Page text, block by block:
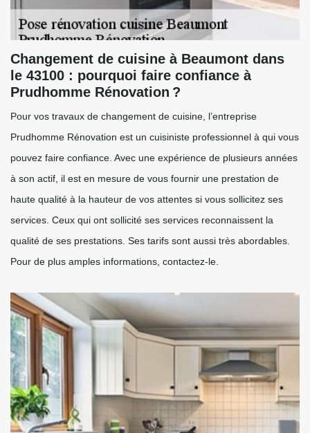
Changement de cuisine à Beaumont dans
le 43100 : pourquoi faire confiance à
Prudhomme Rénovation ?
Pour vos travaux de changement de cuisine, l’entreprise
Prudhomme Rénovation est un cuisiniste professionnel à qui vous
pouvez faire confiance. Avec une expérience de plusieurs années
à son actif, il est en mesure de vous fournir une prestation de
haute qualité à la hauteur de vos attentes si vous sollicitez ses
services. Ceux qui ont sollicité ses services reconnaissent la
qualité de ses prestations. Ses tarifs sont aussi très abordables.
Pour de plus amples informations, contactez-le.